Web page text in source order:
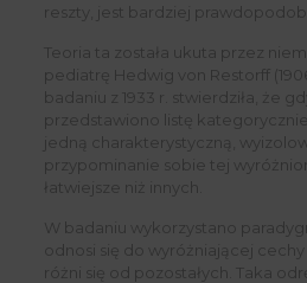
reszty, jest bardziej
Teoria ta została ukuta przez
pediatrę Hedwig von Restorff
badaniu z 1933 r. stwierdziła, że
przedstawiono listę
jedną charakterystyczną,
przypominanie sobie tej
łatwiejsze niż innych.
W badaniu wykorzystano
odnosi się do wyróżniającej
różni się od pozostałych. Taka